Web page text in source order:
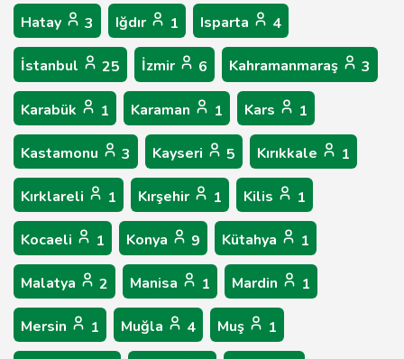
Hatay 3 Iğdır 1 Isparta 4
İstanbul 25 İzmir 6 Kahramanmaraş 3
Karabük 1 Karaman 1 Kars 1
Kastamonu 3 Kayseri 5 Kırıkkale 1
Kırklareli 1 Kırşehir 1 Kilis 1
Kocaeli 1 Konya 9 Kütahya 1
Malatya 2 Manisa 1 Mardin 1
Mersin 1 Muğla 4 Muş 1